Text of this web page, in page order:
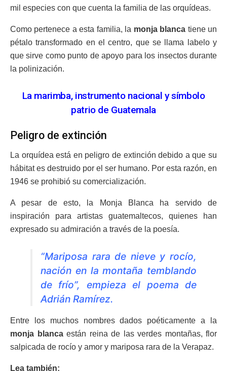
mil especies con que cuenta la familia de las orquídeas.
Como pertenece a esta familia, la monja blanca tiene un
pétalo transformado en el centro, que se llama labelo y
que sirve como punto de apoyo para los insectos durante
la polinización.
La marimba, instrumento nacional y símbolo
patrio de Guatemala
Peligro de extinción
La orquídea está en peligro de extinción debido a que su
hábitat es destruido por el ser humano. Por esta razón, en
1946 se prohibió su comercialización.
A pesar de esto, la Monja Blanca ha servido de
inspiración para artistas guatemaltecos, quienes han
expresado su admiración a través de la poesía.
“Mariposa rara de nieve y rocío,
nación en la montaña temblando
de frío”, empieza el poema de
Adrián Ramírez.
Entre los muchos nombres dados poéticamente a la
monja blanca están reina de las verdes montañas, flor
salpicada de rocío y amor y mariposa rara de la Verapaz.
Lea también: